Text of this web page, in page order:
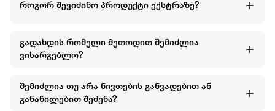
როგორ შევიძინო პროდუქტი ექსტრაზე?
გადახდის რომელი მეთოდით შემიძლია
ვისარგებლო?
შემიძლია თუ არა ნივთების განვადებით ან
განაწილებით შეძენა?